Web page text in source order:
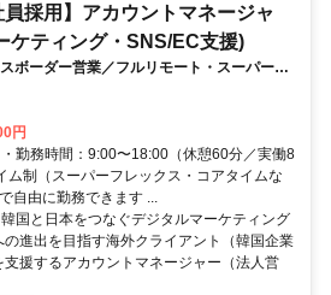
員採用】アカウントマネージャ
ケティング・SNS/EC支援)
ボーダー営業／フルリモート・スーパーフ
円
勤務時間：9:00〜18:00（休憩60分／実働8
ム制（スーパーフレックス・コアタイムな
自由に勤務できます ...
国と日本をつなぐデジタルマーケティング
進出を目指す海外クライアント（韓国企業
援するアカウントマネージャー（法人営